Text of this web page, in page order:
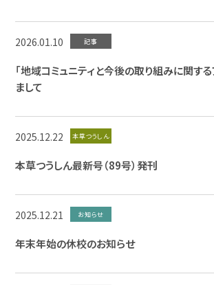
2026.01.10 記事
「地域コミュニティと今後の取り組みに関する
まして
2025.12.22 本草つうしん
本草つうしん最新号（89号）発刊
2025.12.21 お知らせ
年末年始の休校のお知らせ